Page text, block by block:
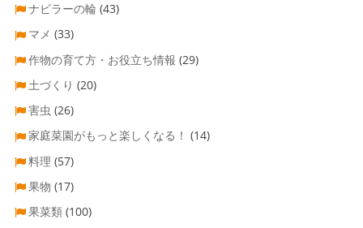
ナビラーの輪 (43)
マメ (33)
作物の育て方・お役立ち情報 (29)
土づくり (20)
害虫 (26)
家庭菜園がもっと楽しくなる！ (14)
料理 (57)
果物 (17)
果菜類 (100)